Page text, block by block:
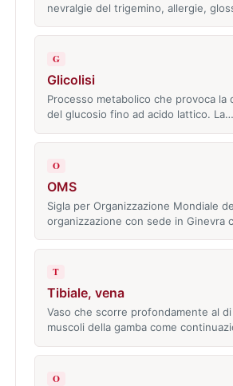
nevralgie del trigemino, allergie,
G
Glicolisi
Processo metabolico che provoca la
del glucosio fino ad acido lattico. La…
O
OMS
Sigla per Organizzazione Mondiale
organizzazione con sede in Ginevra
T
Tibiale, vena
Vaso che scorre profondamente al
muscoli della gamba come
O